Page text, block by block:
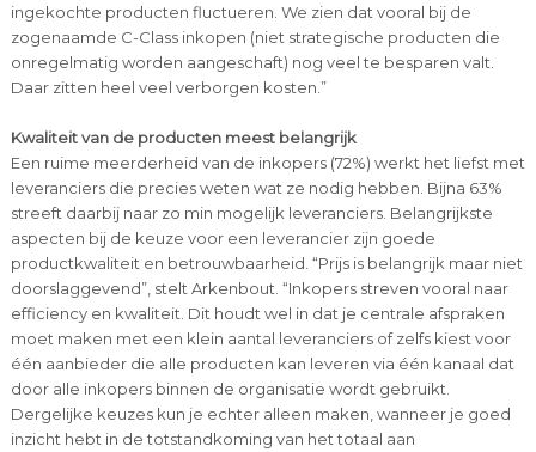
ingekochte producten fluctueren. We zien dat vooral bij de
zogenaamde C-Class inkopen (niet strategische producten die
onregelmatig worden aangeschaft) nog veel te besparen valt.
Daar zitten heel veel verborgen kosten.”
Kwaliteit van de producten meest belangrijk
Een ruime meerderheid van de inkopers (72%) werkt het liefst met
leveranciers die precies weten wat ze nodig hebben. Bijna 63%
streeft daarbij naar zo min mogelijk leveranciers. Belangrijkste
aspecten bij de keuze voor een leverancier zijn goede
productkwaliteit en betrouwbaarheid. “Prijs is belangrijk maar niet
doorslaggevend”, stelt Arkenbout. “Inkopers streven vooral naar
efficiency en kwaliteit. Dit houdt wel in dat je centrale afspraken
moet maken met een klein aantal leveranciers of zelfs kiest voor
één aanbieder die alle producten kan leveren via één kanaal dat
door alle inkopers binnen de organisatie wordt gebruikt.
Dergelijke keuzes kun je echter alleen maken, wanneer je goed
inzicht hebt in de totstandkoming van het totaal aan